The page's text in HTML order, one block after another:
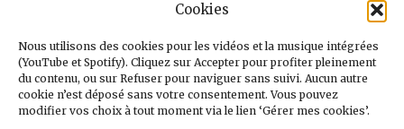
Cookies
Nous utilisons des cookies pour les vidéos et la musique intégrées
(YouTube et Spotify). Cliquez sur Accepter pour profiter pleinement
du contenu, ou sur Refuser pour naviguer sans suivi. Aucun autre
cookie n’est déposé sans votre consentement. Vous pouvez
modifier vos choix à tout moment via le lien ‘Gérer mes cookies’.
INTERVIEWS
GALERIE
STUDIOS
OFIVE+
CONTACT